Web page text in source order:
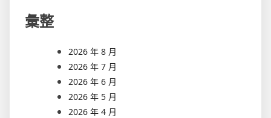
彙整
2026 年 8 月
2026 年 7 月
2026 年 6 月
2026 年 5 月
2026 年 4 月